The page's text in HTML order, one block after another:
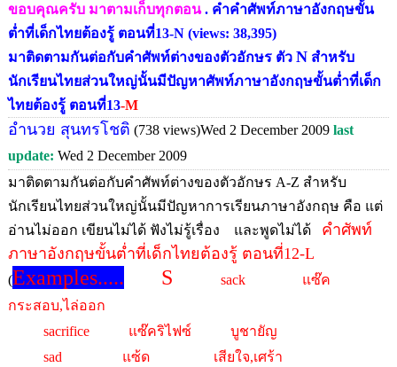
ขอบคุณครับ มาตามเก็บทุกตอน . คำคำศัพท์ภาษาอังกฤษขั้น
ต่ำที่เด็กไทยต้องรู้ ตอนที่13-N(views: 38,395)
มาติดตามกันต่อกับคำศัพท์ต่างของตัวอักษร ตัว Nสำหรับ
นักเรียนไทยส่วนใหญ่นั้นมีปัญหาศัพท์ภาษาอังกฤษขั้นต่ำที่เด็ก
ไทยต้องรู้ ตอนที่13-M
อำนวย สุนทรโชติ (738 views)Wed 2 December 2009 last
update: Wed 2 December 2009
มาติดตามกันต่อกับคำศัพท์ต่างของตัวอักษร A-Z สำหรับ
นักเรียนไทยส่วนใหญ่นั้นมีปัญหาการเรียนภาษาอังกฤษ คือ แต่
อ่านไม่ออก เขียนไม่ได้ ฟังไม่รู้เรื่อง และพูดไม่ได้ คำศัพท์
ภาษาอังกฤษขั้นต่ำที่เด็กไทยต้องรู้ ตอนที่12-L
(Examples..... S
sack แซ๊ค
กระสอบ,ไล่ออก
sacrifice แซ๊คริไฟซ์ บูชายัญ
sad แซ้ด เสียใจ,เศร้า